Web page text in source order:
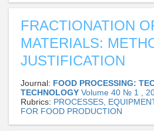
FRACTIONATION
MATERIALS:
JUSTIFICATION
Journal: FOOD PROCESSING:
TECHNOLOGY Volume 40 № 1 ,
Rubrics: PROCESSES,
FOR FOOD PRODUCTION